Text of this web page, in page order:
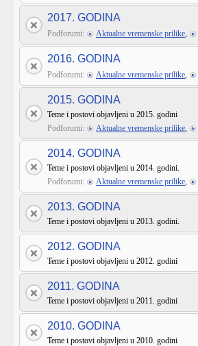
2017. GODINA
Podforumi: Aktualne vremenske prilike,
2016. GODINA
Podforumi: Aktualne vremenske prilike,
2015. GODINA
Teme i postovi objavljeni u 2015. godini
Podforumi:
Aktualne vremenske prilike,
2014. GODINA
Teme i postovi objavljeni u 2014. godini.
Podforumi:
Aktualne vremenske prilike,
2013. GODINA
Teme i postovi objavljeni u 2013. godini.
2012. GODINA
Teme i postovi objavljeni u 2012. godini
2011. GODINA
Teme i postovi objavljeni u 2011. godini
2010. GODINA
Teme i postovi objavljeni u 2010. godini